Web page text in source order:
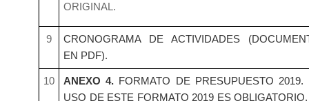
ORIGINAL.
9
CRONOGRAMA DE ACTIVIDADES
EN PDF).
10 ANEXO 4. FORMATO DE PRESUPUESTO 2019.
USO DE ESTE FORMATO 2019 ES